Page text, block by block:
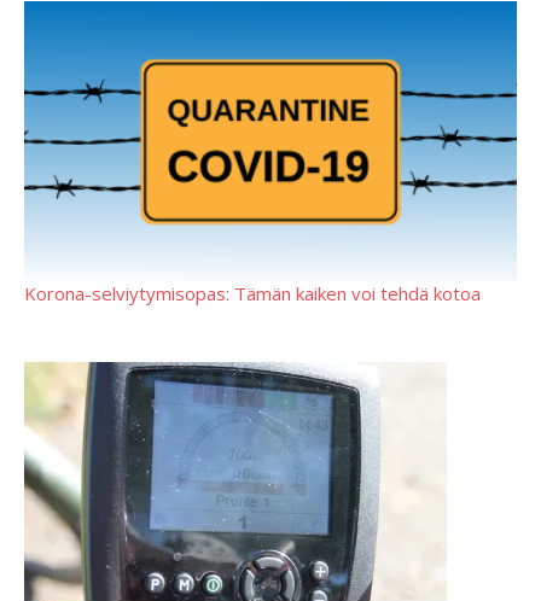
Korona-selviytymisopas: Tämän kaiken voi tehdä kotoa